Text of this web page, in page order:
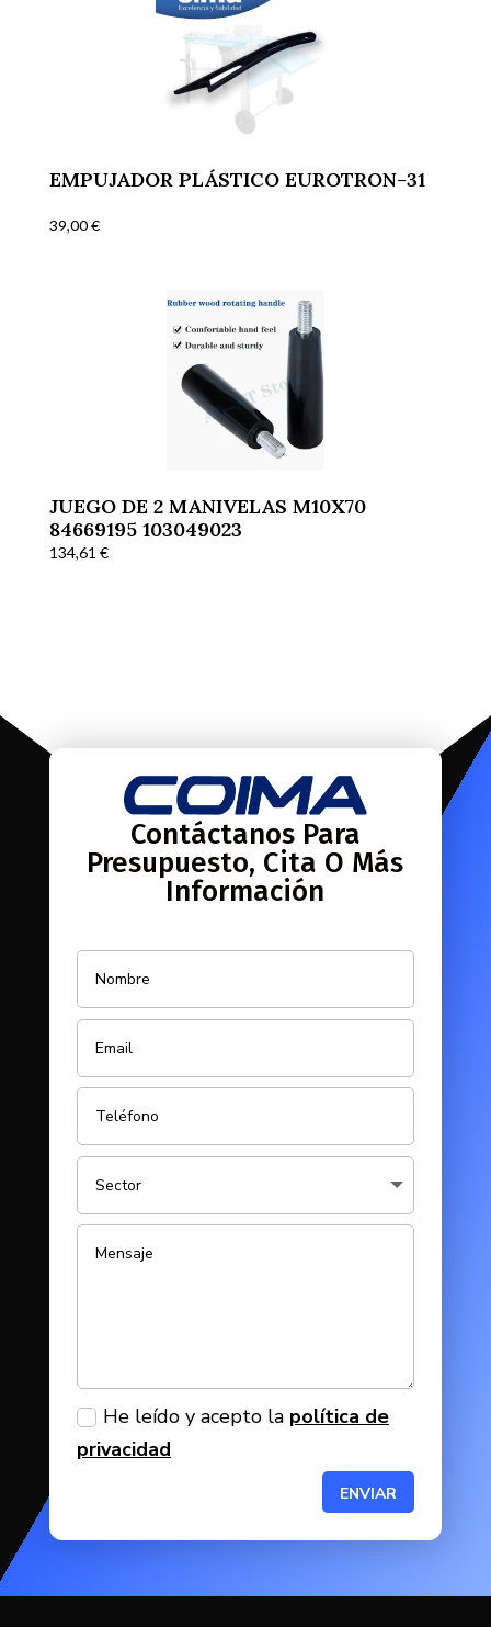
EMPUJADOR PLÁSTICO EUROTRON-31
39,00€
JUEGO DE 2 MANIVELAS M10X70
84669195 103049023
134,61 €
Contáctanos Para
Presupuesto, Cita O Más
Información
He leído y acepto la política de
privacidad
ENVIAR